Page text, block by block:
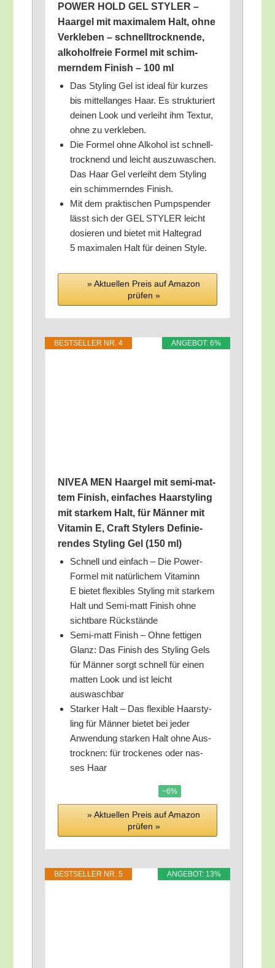
POWER HOLD GEL STYLER –
Haar­gel mit maxi­ma­lem Halt, ohne
Ver­kle­ben – schnell­trock­nen­de,
alko­hol­freie For­mel mit schim­
mern­dem Finish – 100 ml
Das Sty­ling Gel ist ide­al für kur­zes
bis mit­tel­lan­ges Haar. Es struk­tu­riert
dei­nen Look und ver­leiht ihm Tex­tur,
ohne zu verkleben.
Die For­mel ohne Alko­hol ist schnell­
trock­nend und leicht aus­zu­wa­schen.
Das Haar Gel ver­leiht dem Sty­ling
ein schim­mern­des Finish.
Mit dem prak­ti­schen Pump­spen­der
lässt sich der GEL STYLER leicht
dosie­ren und bie­tet mit Hal­te­grad
5 maxi­ma­len Halt für dei­nen Style.
» Aktu­el­len Preis auf Ama­zon
prü­fen »
ANGE­BOT: 6%
BEST­SEL­LER NR. 4
NIVEA MEN Haar­gel mit semi-mat­
tem Finish, ein­fa­ches Haar­sty­ling
mit star­kem Halt, für Män­ner mit
Vit­amin E, Craft Sty­lers Defi­nie­
ren­des Sty­ling Gel (150 ml)
Schnell und ein­fach – Die Power-
For­mel mit natür­li­chem Vit­aminn
E bie­tet fle­xi­bles Sty­ling mit star­kem
Halt und Semi-matt Finish ohne
sicht­ba­re Rückstände
Semi-matt Finish – Ohne fet­ti­gen
Glanz: Das Finish des Sty­ling Gels
für Män­ner sorgt schnell für einen
mat­ten Look und ist leicht
auswaschbar
Star­ker Halt – Das fle­xi­ble Haar­sty­
ling für Män­ner bie­tet bei jeder
Anwen­dung star­ken Halt ohne Aus­
trock­nen: für tro­cke­nes oder nas­
ses Haar
−6%
» Aktu­el­len Preis auf Ama­zon
prü­fen »
ANGE­BOT: 13%
BEST­SEL­LER NR. 5